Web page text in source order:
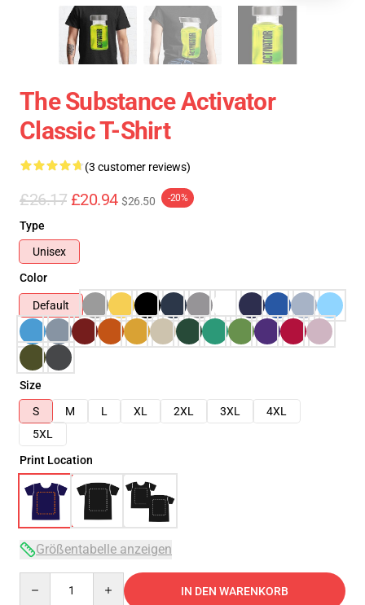
The Substance Activator
Classic T-Shirt
(3 customer reviews)
£26.17 £20.94 $26.50 -20%
Type
Unisex
Color
Default
Size
S
M L XL 2XL 3XL
4XL
5XL
Print Location
Größentabelle anzeigen
IN DEN WARENKORB